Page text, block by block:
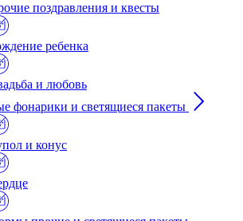
поздравления и квесты
ребенка
и любовь
фонарики и светящиеся пакеты
и конус